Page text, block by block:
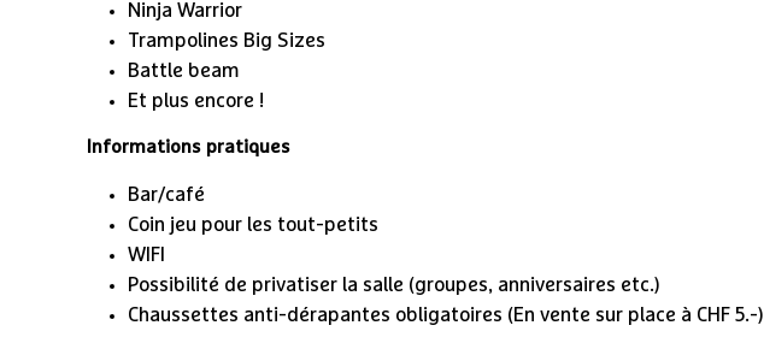
Ninja Warrior
Trampolines Big Sizes
Battle beam
Et plus encore !
Informations pratiques
Bar/café
Coin jeu pour les tout-petits
WIFI
Possibilité de privatiser la salle (groupes, anniversaires etc.)
Chaussettes anti-dérapantes obligatoires (En vente sur place à CHF 5.-)